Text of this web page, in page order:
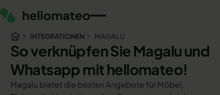
INTEGRATIONEN MAGALU
So verknüpfen Sie Magalu und
Whatsapp mit hellomateo!
Magalu bietet die besten Angebote für Möbel,